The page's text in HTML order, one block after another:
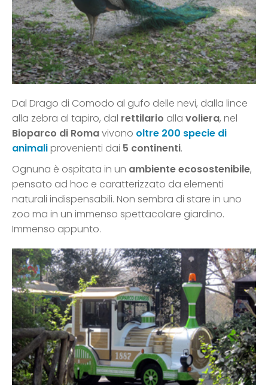
Dal Drago di Comodo al gufo delle nevi, dalla lince
alla zebra al tapiro, dal rettilario alla voliera, nel
Bioparco di Romavivono oltre 200 specie di
animaliprovenienti dai 5 continenti.
Ognuna è ospitata in un ambiente ecosostenibile,
pensato ad hoc e caratterizzato da elementi
naturali indispensabili. Non sembra di stare in uno
zoo ma in un immenso spettacolare giardino.
Immenso appunto.